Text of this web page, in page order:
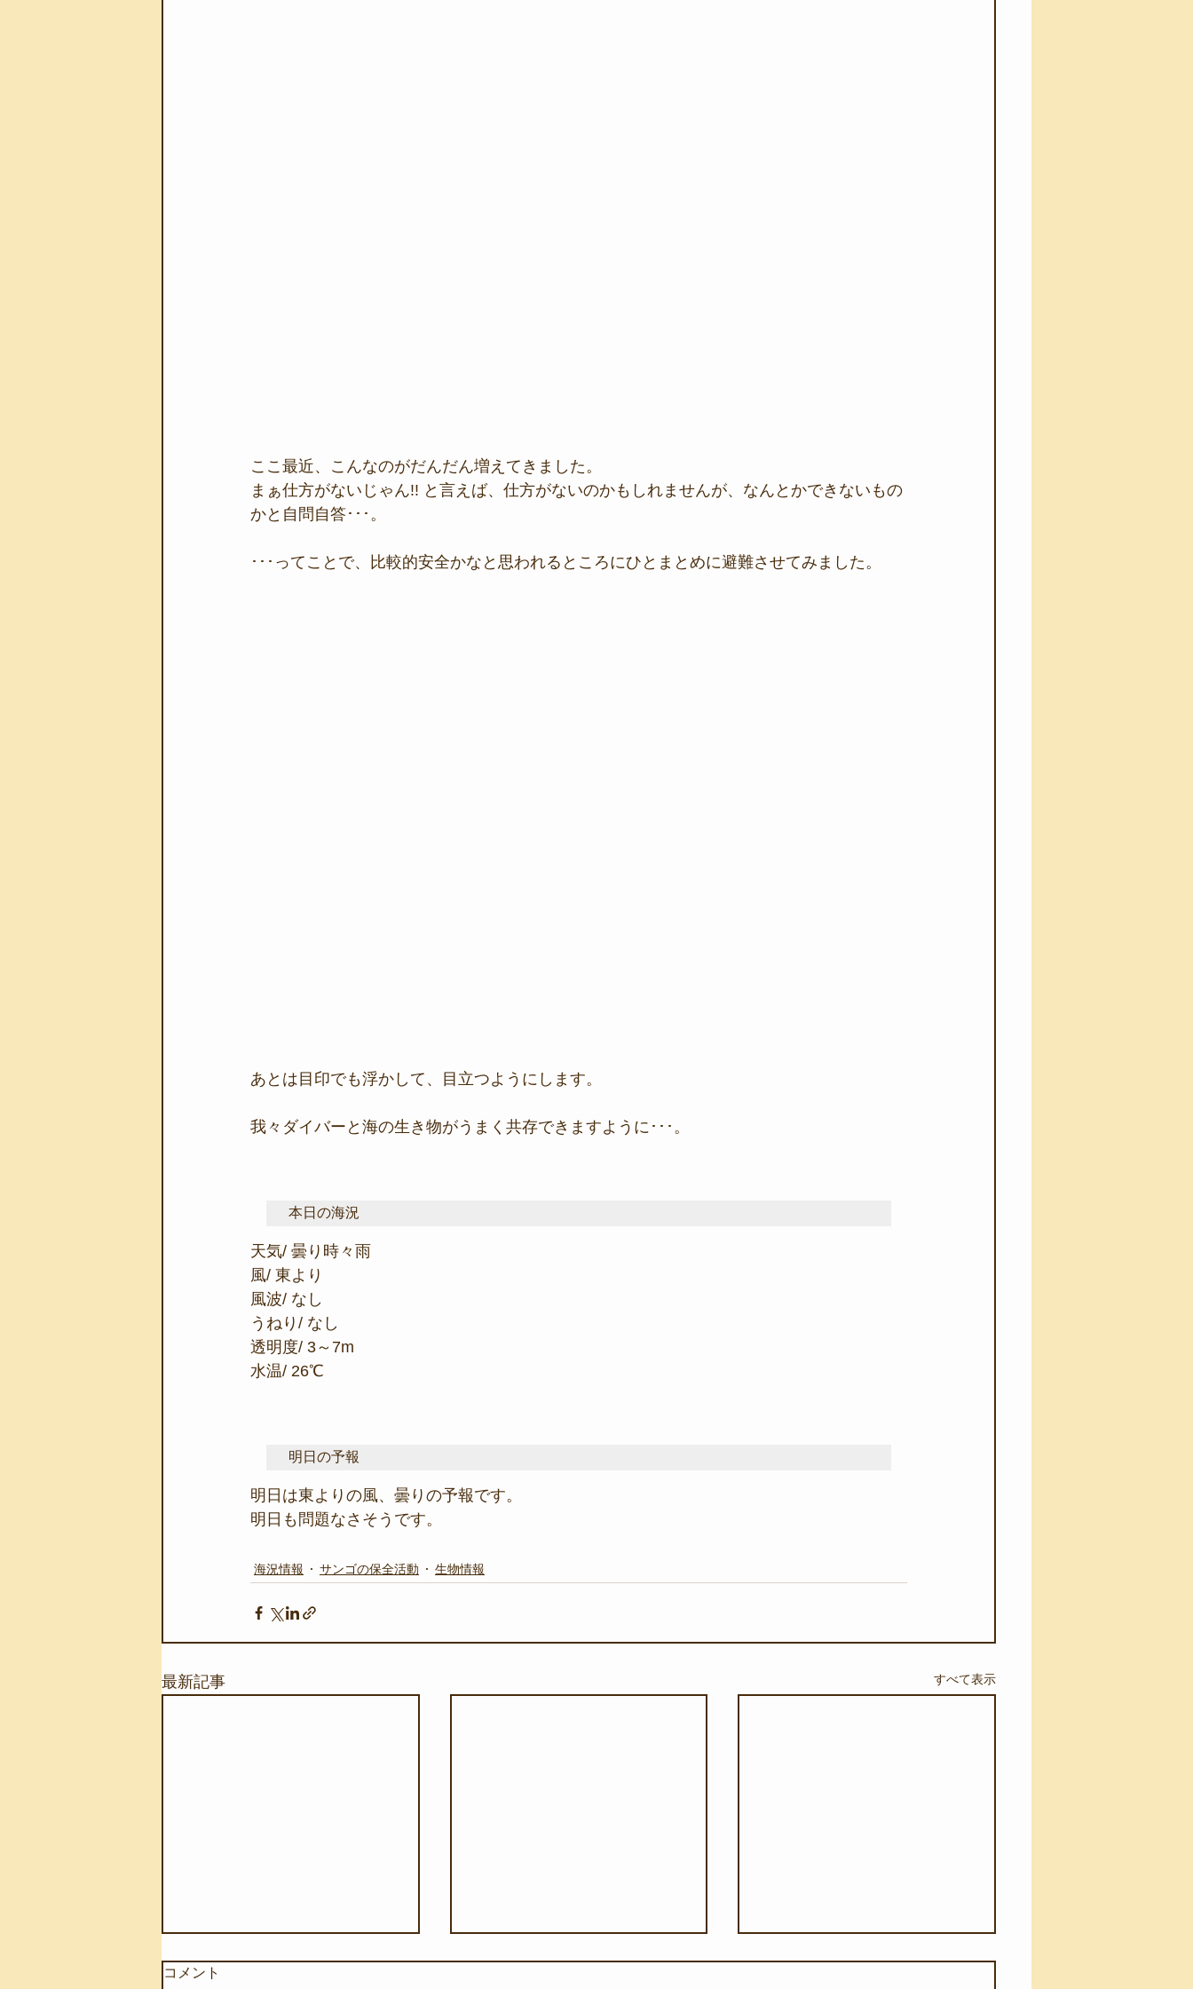
ここ最近、こんなのがだんだん増えてきました。
まぁ仕方がないじゃん!! と言えば、仕方がないのかもしれませんが、なんとかできないもの
かと自問自答･･･。
･･･ってことで、比較的安全かなと思われるところにひとまとめに避難させてみました。
あとは目印でも浮かして、目立つようにします。
我々ダイバーと海の生き物がうまく共存できますように･･･。
本日の海況
天気/ 曇り時々雨
風/ 東より
風波/ なし
うねり/ なし
透明度/ 3～7m
水温/ 26℃
明日の予報
明日は東よりの風、曇りの予報です。
明日も問題なさそうです。
海況情報 サンゴの保全活動 生物情報
最新記事 すべて表示
コメント